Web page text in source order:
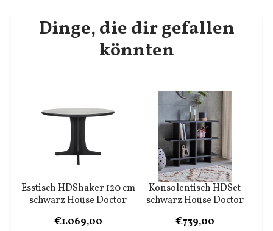
Dinge, die dir gefallen
könnten
Esstisch HDShaker 120 cm
schwarz House Doctor
€1.069,00
Konsolentisch HDSet
schwarz House Doctor
€739,00